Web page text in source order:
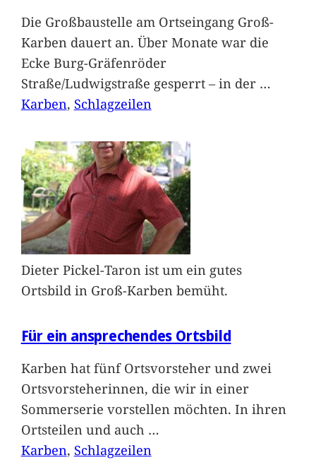
Die Großbaustelle am Ortseingang Groß-
Karben dauert an. Über Monate war die
Ecke Burg-Gräfenröder
Straße/Ludwigstraße gesperrt – in der …
Karben, Schlagzeilen
Dieter Pickel-Taron ist um ein gutes
Ortsbild in Groß-Karben bemüht.
Für ein ansprechendes Ortsbild
Karben hat fünf Ortsvorsteher und zwei
Ortsvorsteherinnen, die wir in einer
Sommerserie vorstellen möchten. In ihren
Ortsteilen und auch …
Karben, Schlagzeilen